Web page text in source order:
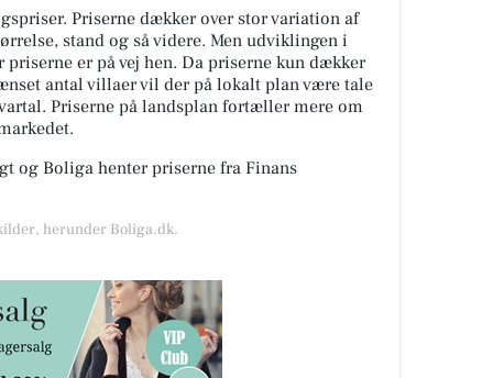
Priserne dækker over stor variation af
stand og så videre. Men udviklingen i
er på vej hen. Da priserne kun dækker
antal villaer vil der på lokalt plan være tale
Priserne på landsplan fortæller mere om
og Boliga henter priserne fra Finans
herunder Boliga.dk.